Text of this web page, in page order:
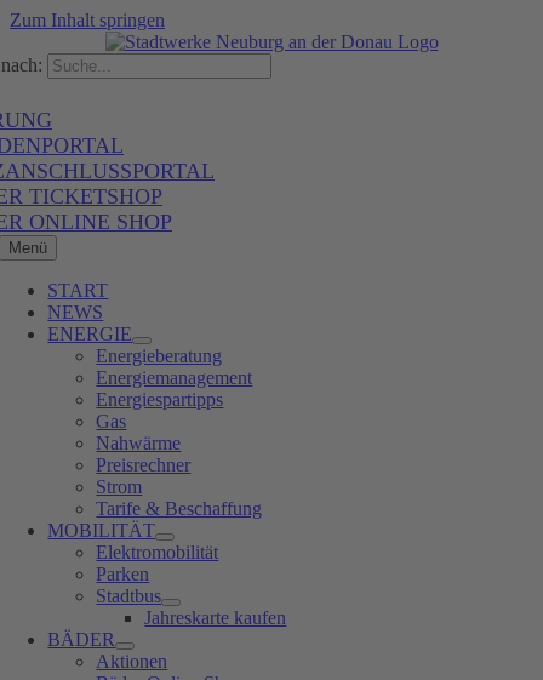
Zum Inhalt springen
TICKETSHOP
ONLINE SHOP
Menü
START
NEWS
ENERGIE
Energieberatung
Energiemanagement
Energiespartipps
Gas
Nahwärme
Preisrechner
Strom
Tarife & Beschaffung
MOBILITÄT
Elektromobilität
Parken
Stadtbus
Jahreskarte kaufen
BÄDER
Aktionen